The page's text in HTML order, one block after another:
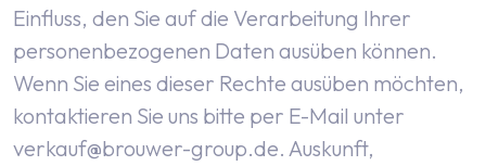
Einfluss, den Sie auf die Verarbeitung Ihrer
personenbezogenen Daten ausüben können.
Wenn Sie eines dieser Rechte ausüben möchten,
kontaktieren Sie uns bitte per E-Mail unter
verkauf@brouwer-group.de. Auskunft,